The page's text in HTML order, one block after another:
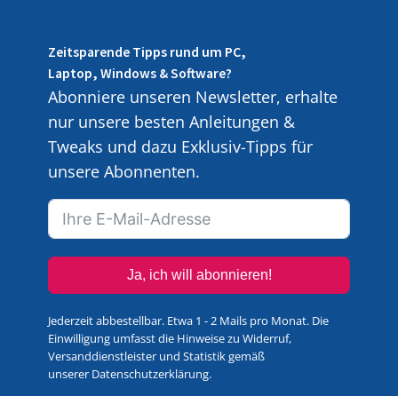
Zeitsparende Tipps rund um PC,
Laptop, Windows & Software?
Abonniere unseren Newsletter, erhalte
nur unsere besten Anleitungen &
Tweaks und dazu Exklusiv-Tipps für
unsere Abonnenten.
Ja, ich will abonnieren!
Jederzeit abbestellbar. Etwa 1 - 2 Mails pro Monat. Die
Einwilligung umfasst die Hinweise zu Widerruf,
Versanddienstleister und Statistik gemäß
unserer Datenschutzerklärung.